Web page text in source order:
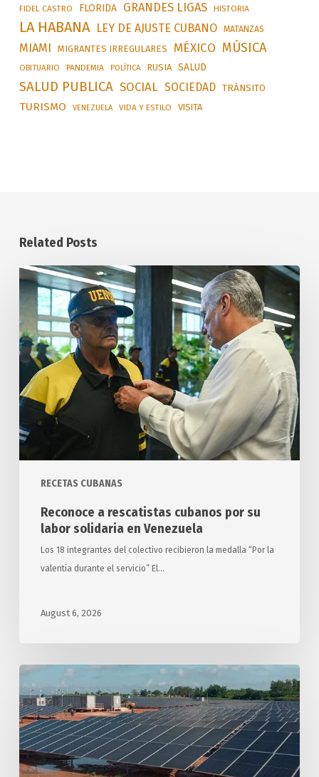
FIDEL CASTRO FLORIDA GRANDES LIGAS HISTORIA
LA HABANA LEY DE AJUSTE CUBANO MATANZAS
MIAMI MIGRANTES IRREGULARES MÉXICO MÚSICA
OBITUARIO PANDEMIA POLÍTICA RUSIA SALUD
SALUD PUBLICA SOCIAL SOCIEDAD TRÁNSITO
TURISMO VENEZUELA VIDA Y ESTILO VISITA
Related Posts
RECETAS CUBANAS
Reconoce
a
rescatistas
cubanos
por
su
labor
solidaria
Venezuela
Reconoce a rescatistas cubanos por su
labor solidaria en Venezuela
Los 18 integrantes del colectivo recibieron la medalla “Por la
valentía durante el servicio” El…
August 6, 2026
Sincronizado
parque
solar
fotovoltaico
en
occidental